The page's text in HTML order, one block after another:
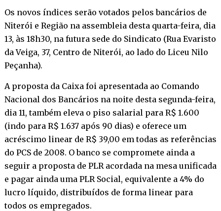
Os novos índices serão votados pelos bancários de
Niterói e Região na assembleia desta quarta-feira, dia
13, às 18h30, na futura sede do Sindicato (Rua Evaristo
da Veiga, 37, Centro de Niterói, ao lado do Liceu Nilo
Peçanha).
A proposta da Caixa foi apresentada ao Comando
Nacional dos Bancários na noite desta segunda-feira,
dia 11, também eleva o piso salarial para R$ 1.600
(indo para R$ 1.637 após 90 dias) e oferece um
acréscimo linear de R$ 39,00 em todas as referências
do PCS de 2008. O banco se compromete ainda a
seguir a proposta de PLR acordada na mesa unificada
e pagar ainda uma PLR Social, equivalente a 4% do
lucro líquido, distribuídos de forma linear para
todos os empregados.